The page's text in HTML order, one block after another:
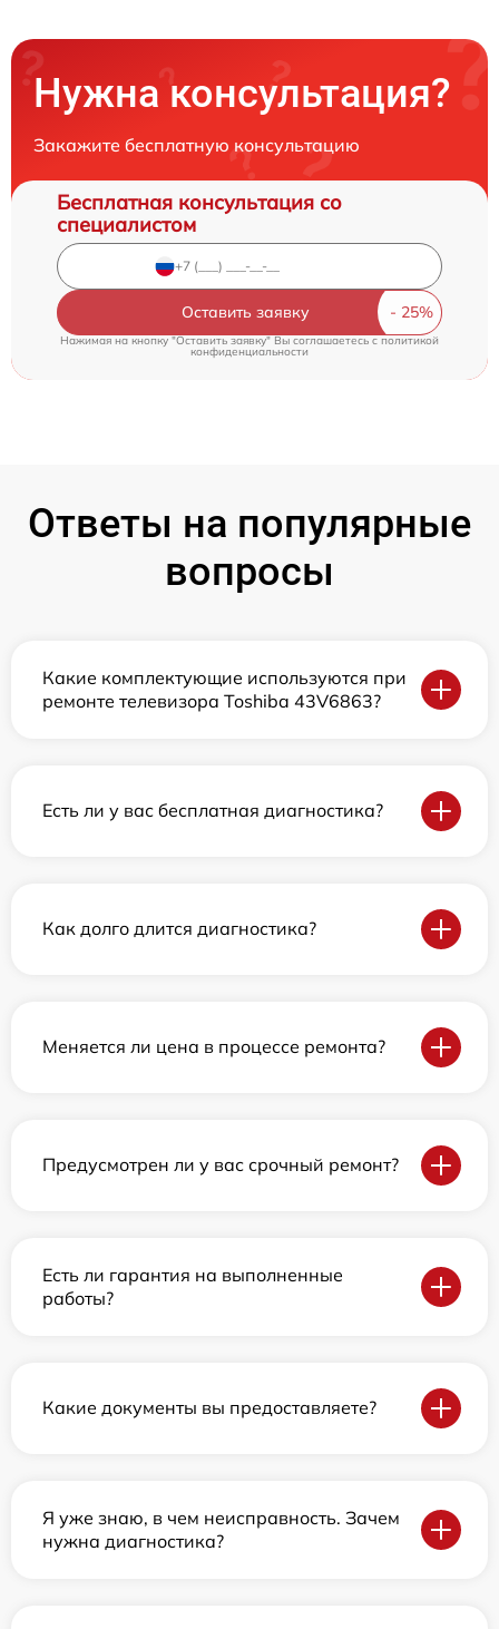
Нужна консультация?
Закажите бесплатную консультацию
Бесплатная консультация со
специалистом
Оставить заявку
Нажимая на кнопку "Оставить заявку" Вы соглашаетесь cполитикой
конфиденциальности
Ответы на популярные
вопросы
Какие комплектующие используются при
ремонте телевизора Toshiba 43V6863?
Есть ли у вас бесплатная диагностика?
Как долго длится диагностика?
Меняется ли цена в процессе ремонта?
Предусмотрен ли у вас срочный ремонт?
Есть ли гарантия на выполненные
работы?
Какие документы вы предоставляете?
Я уже знаю, в чем неисправность. Зачем
нужна диагностика?